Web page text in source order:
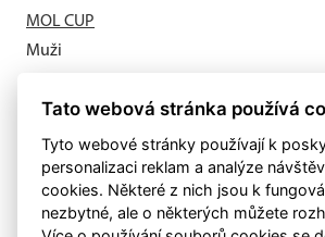
MOL CUP
Muži
Letní příprava odstartovala
Tato webová stránka používá
Tyto webové stránky používají k
personalizaci reklam a analýze
cookies. Některé z nich jsou k
nezbytné, ale o některých můžete